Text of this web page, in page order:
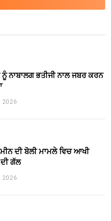
ਨੂੰ ਨਾਬਾਲਗ ਭਤੀਜੀ ਨਾਲ ਜਬਰ ਕਰਨ
2026
ਦੀ ਬੋਲੀ ਮਾਮਲੇ ਵਿਚ ਆਖੀ
ਗੱਲ
2026